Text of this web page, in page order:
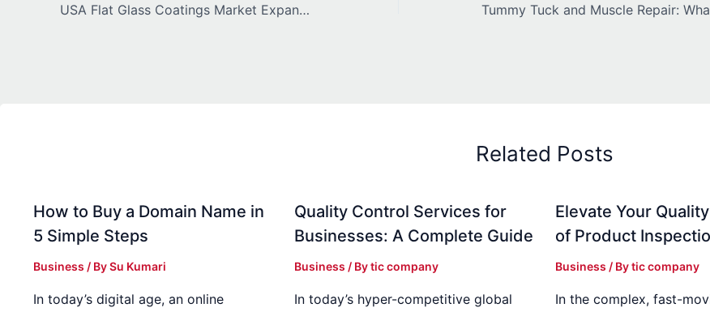
USA Flat Glass Coatings Market Expands Across Commercial Projects
Related Posts
How to Buy a Domain Name in
5 Simple Steps
Business / BySu Kumari
In today’s digital age, an online
Quality Control Services for
Businesses: A Complete Guide
Business / Bytic company
In today’s hyper-competitive global
Elevate Your
of Product
Business / Bytic company
In the complex, fast-